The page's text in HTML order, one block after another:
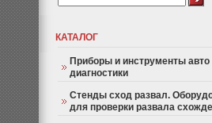
КАТАЛОГ
Приборы и инструменты авто
диагностики
Стенды сход развал.
для проверки развала